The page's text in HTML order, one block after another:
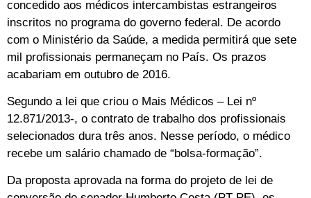
concedido aos médicos intercambistas estrangeiros
inscritos no programa do governo federal. De acordo
com o Ministério da Saúde, a medida permitirá que sete
mil profissionais permaneçam no País. Os prazos
acabariam em outubro de 2016.
Segundo a lei que criou o Mais Médicos – Lei nº
12.871/2013-, o contrato de trabalho dos profissionais
selecionados dura três anos. Nesse período, o médico
recebe um salário chamado de “bolsa-formação”.
Da proposta aprovada na forma do projeto de lei de